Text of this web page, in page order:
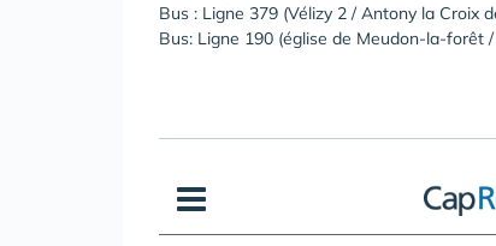
Bus : Ligne 379 (Vélizy 2 / Antony la Croix
Bus: Ligne 190 (église de Meudon-la-forêt